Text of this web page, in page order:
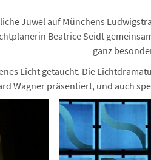
Juwel auf Münchens
Beatrice Seidt
ganz
Licht getaucht. Die
Wagner präsentiert, und auch